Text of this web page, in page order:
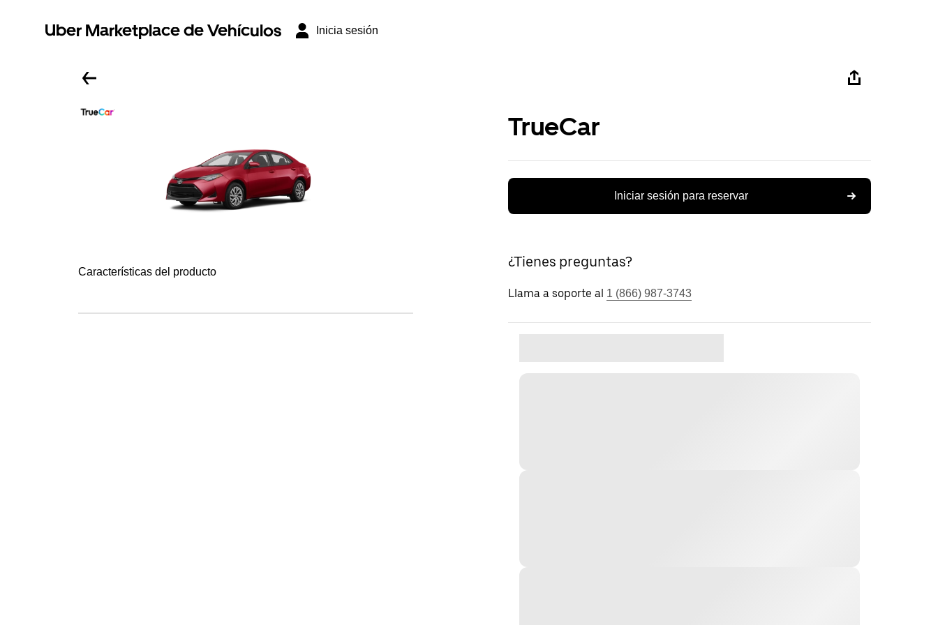
Uber Marketplace de Vehículos Inicia sesión
Características del producto
TrueCar
Iniciar sesión para reservar
¿Tienes preguntas?
Llama a soporte al 1 (866) 987-3743